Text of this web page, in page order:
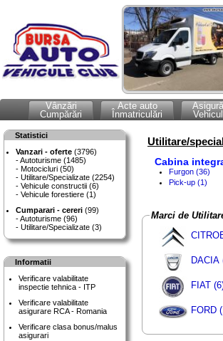
Vânzări
Cumpărări
Acte auto
Înmatriculări
Statistici
Vanzari - oferte (3796)
Autoturisme (1485)
Motocicluri (50)
Utilitare/Specializate (2254)
Vehicule constructii (6)
Vehicule forestiere (1)
Cumparari - cereri (99)
Autoturisme (96)
Utilitare/Specializate (3)
Informatii
Verificare valabilitate
inspectie tehnica - ITP
Verificare valabilitate
asigurare RCA - Romania
Verificare clasa bonus/malus
asigurari
Utilitare/
Cabina
Furgon (36)
Pick-up (1)
Marci de
DACIA
FIAT
FORD